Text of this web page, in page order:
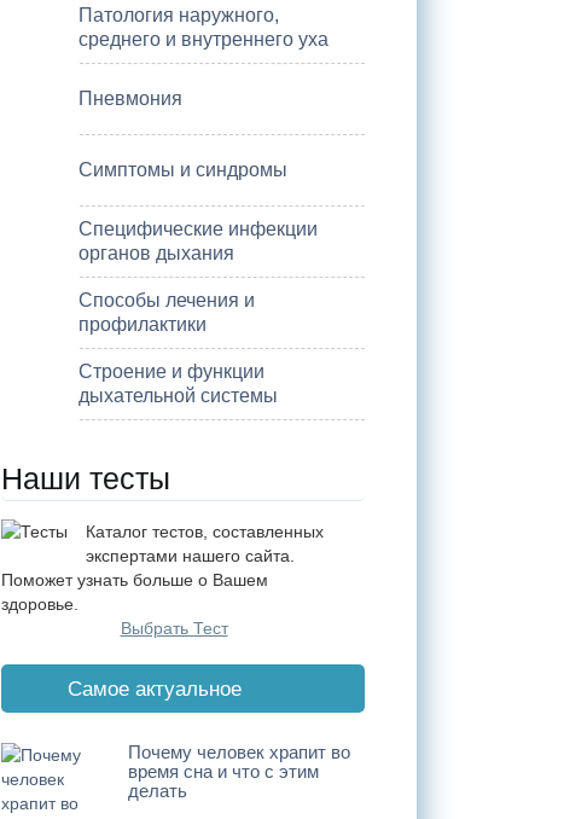
Патология наружного,
среднего и внутреннего уха
Пневмония
Симптомы и синдромы
Специфические инфекции
органов дыхания
Способы лечения и
профилактики
Строение и функции
дыхательной системы
Наши тесты
Каталог тестов, составленных
экспертами нашего сайта.
Поможет узнать больше о Вашем
здоровье.
Выбрать Тест
Cамое актуальное
Почему человек храпит во
время сна и что с этим
делать